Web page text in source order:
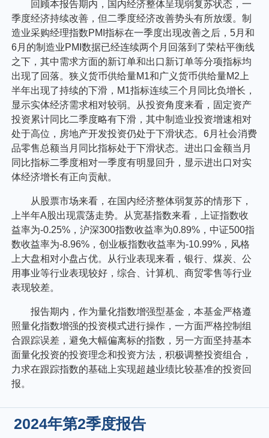
回顾本报告期内，国内经济整体呈现弱复苏状态，一
季度经济持续改善，但二季度经济改善势头有所放缓。制
造业采购经理指数PMI指标在一季度出现改善之后，5月和
6月的制造业PMI数据已经连续两个月回落到了荣枯平衡线
之下，其中需求方面的新订单和出口新订单等分项指标均
出现了回落。狭义货币供给量M1和广义货币供给量M2上
半年出现了持续的下滑，M1指标连续三个月同比负增长，
显示实体经济需求相对较弱。从投资角度来看，固定资产
投资累计同比二季度略有下滑，其中制造业投资增速相对
处于高位，房地产开发投资仍处于下滑状态。6月社会消费
品零售总额当月同比指标处于下滑状态。进出口金额当月
同比指标二季度相对一季度有明显回升，显示进出口对实
体经济增长有正向贡献。
从股票市场来看，在国内经济整体弱复苏的情形下，
上半年A股出现震荡走势。从宽基指数来看，上证指数收
益率为-0.25%，沪深300指数收益率为0.89%，中证500指
数收益率为-8.96%，创业板指数收益率为-10.99%，风格
上大盘相对小盘占优。从行业表现来看，银行、煤炭、公
用事业等行业表现较好，综合、计算机、商贸零售等行业
表现较差。
报告期内，作为量化指数增强型基金，本基金严格遵
照量化指数增强的投资模式进行操作，一方面严格控制组
合跟踪误差，避免大幅偏离标的指数，另一方面坚持基本
面量化投资的投资理念和投资方法，积极调整投资组合，
力求在跟踪指数的基础上实现超越业绩比较基准的投资回
报。
2024年第2季度报告